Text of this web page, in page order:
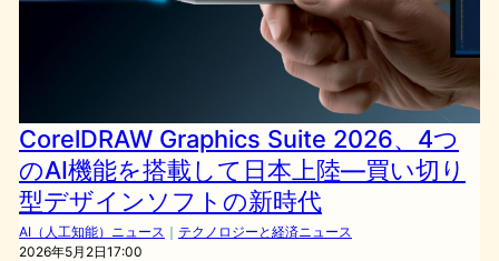
CorelDRAW Graphics Suite 2026、4つ
のAI機能を搭載して日本上陸—買い切り
型デザインソフトの新時代
AI（人工知能）ニュース ｜ テクノロジーと経済ニュース
2026年5月2日17:00